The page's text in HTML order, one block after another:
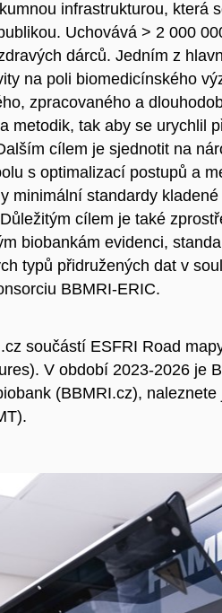
infrastrukturou, která
Uchovává > 2 000
dárců. Jedním z
na poli biomedicínského
zpracovaného a
metodik, tak aby se urychlil
cílem je sjednotit na n
s optimalizací postupů a
minimální standardy
cílem je také
biobankám evidenci,
typů přidružených dat v
BBMRI-ERIC.
součástí ESFRI Road
V období 2023-2026 je
(BBMRI.cz),